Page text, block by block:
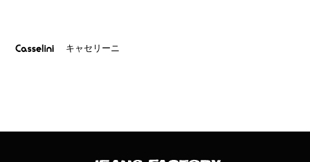
キャセリーニ